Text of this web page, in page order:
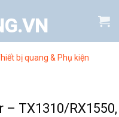
bị quang & Phụ kiện
– TX1310/RX1550,